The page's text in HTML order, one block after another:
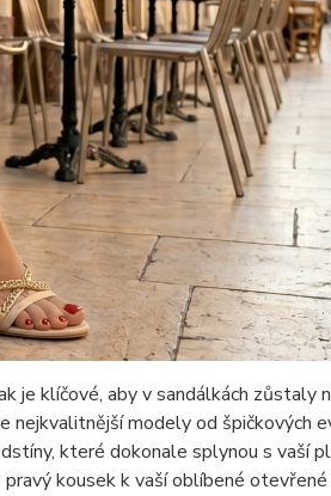
je klíčové, aby v sandálkách zůstaly
nejkvalitnější modely od špičkových
které dokonale splynou s vaší
kousek k vaší oblíbené otevřené